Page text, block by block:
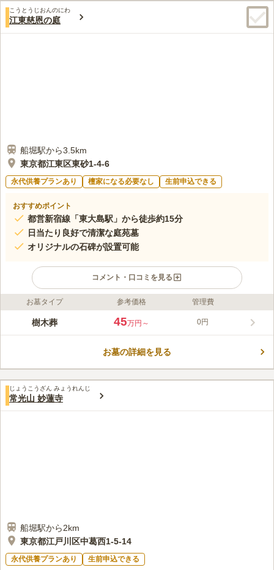
こうとうじおんのにわ
江東慈恩の庭
船堀駅から3.5km
東京都江東区東砂1-4-6
永代供養プランあり 檀家になる必要なし 生前申込できる
おすすめポイント
都営新宿線「東大島駅」から徒歩約15分
日当たり良好で清潔な庭苑墓
オリジナルの石碑が設置可能
コメント・口コミを見る
ライフドット編集部のコメント
江東慈恩の庭は、東京都江東区の上妙寺境内にある緑豊かで心落
専用の骨壺にて家族ごとの個別埋葬となり、契約期間中は散骨や
口コミ評価
この霊園はまだ誰からも評価されていません。
お墓タイプ 参考価格 管理費
樹木葬 45万円～ 0円
お墓の詳細を見る
じょうこうざん みょうれんじ
常光山 妙蓮寺
船堀駅から2km
東京都江戸川区中葛西1-5-14
永代供養プランあり 生前申込できる